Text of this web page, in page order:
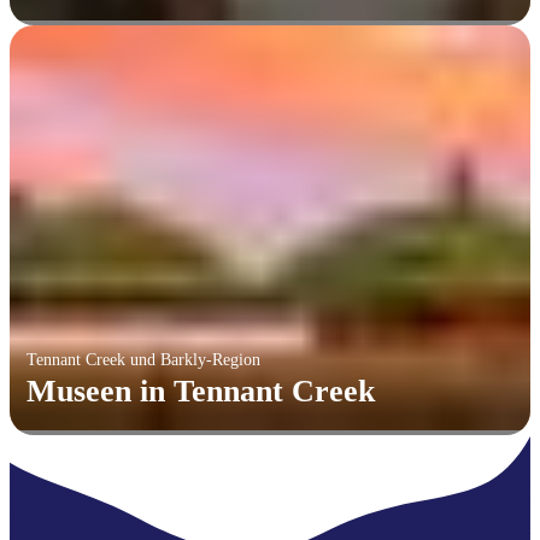
Tennant Creek und Barkly-Region
Museen in Tennant Creek